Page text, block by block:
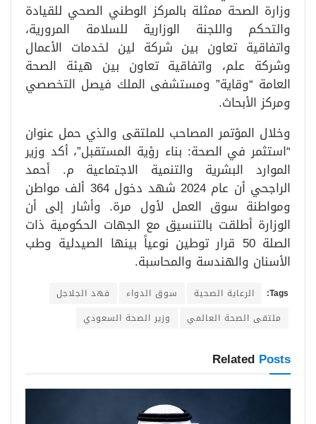
وزارة الصحة ممثلة بالمركز الوطني الصحي للقيادة
والتحكم واللجنة الوزارية للسلامة المرورية،
واتفاقية تعاون بين شركة لين لخدمات الأعمال
وشركة علم، واتفاقية تعاون بين هيئة الصحة
العامة “وقاية” ومستشفى الملك فيصل التخصصي
ومركز الأبحاث.
وخلال المؤتمر المصاحب للملتقى والذي حمل عنوان
“استثمر في الصحة: بناء رؤية المستقبل”، أكد وزير
الموارد البشرية والتنمية الاجتماعية م. أحمد
الراجحي أن عام 2024 شهد دخول 364 ألف مواطن
ومواطنة سوق العمل لأول مرة. وأشار إلى أن
الوزارة أطلقت بالتنسيق مع الجهات الحكومية ذات
الصلة 50 قرار توطين نوعياً بينها الصيدلية وطب
الأسنان والهندسة والمحاسبة.
Tags: الرعاية الصحية سوق الدواء
فهد الجلاجل
ملتقى الصحة العالمي
وزير الصحة السعودي
Related Posts